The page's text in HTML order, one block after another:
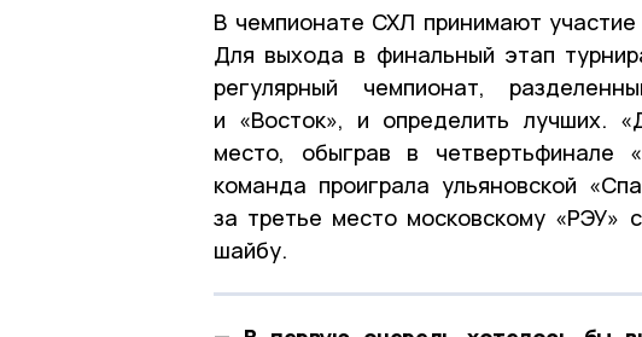
В чемпионате СХЛ принимают
Для выхода в финальный этап
регулярный чемпионат,
и «Восток», и определить лучших.
место, обыграв в четвертьфинале
команда проиграла ульяновской
за третье место московскому
шайбу.